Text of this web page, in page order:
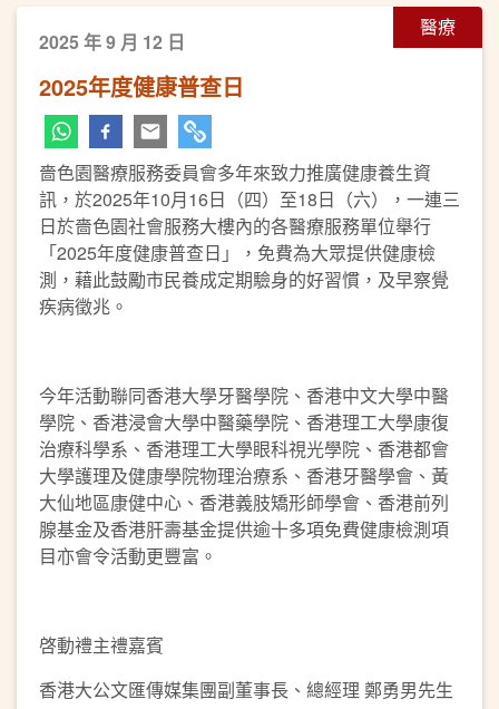
醫療
2025 年 9 月 12 日
2025年度健康普查日
嗇色園醫療服務委員會多年來致力推廣健康養生資
訊，於2025年10月16日（四）至18日（六），一連三
日於嗇色園社會服務大樓內的各醫療服務單位舉行
「2025年度健康普查日」，免費為大眾提供健康檢
測，藉此鼓勵市民養成定期驗身的好習慣，及早察覺
疾病徵兆。
今年活動聯同香港大學牙醫學院、香港中文大學中醫
學院、香港浸會大學中醫藥學院、香港理工大學康復
治療科學系、香港理工大學眼科視光學院、香港都會
大學護理及健康學院物理治療系、香港牙醫學會、黃
大仙地區康健中心、香港義肢矯形師學會、香港前列
腺基金及香港肝壽基金提供逾十多項免費健康檢測項
目亦會令活動更豐富。
啓動禮主禮嘉賓
香港大公文匯傳媒集團副董事長、總經理 鄭勇男先生